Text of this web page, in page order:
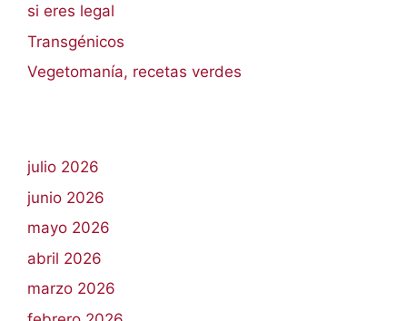
si eres legal
Transgénicos
Vegetomanía, recetas verdes
julio 2026
junio 2026
mayo 2026
abril 2026
marzo 2026